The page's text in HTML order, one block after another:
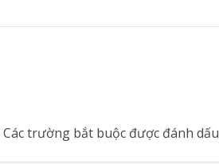
Các trường bắt buộc được đánh dấu